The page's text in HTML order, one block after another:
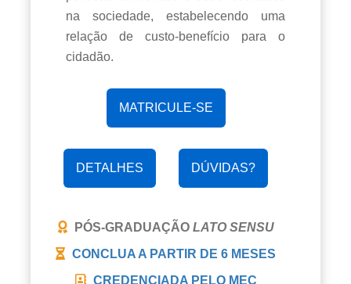
na sociedade, estabelecendo uma
relação de custo-benefício para o
cidadão.
MATRICULE-SE
DETALHES DÚVIDAS?
PÓS-GRADUAÇÃO LATO SENSU
CONCLUA A PARTIR DE 6 MESES
CREDENCIADA PELO MEC